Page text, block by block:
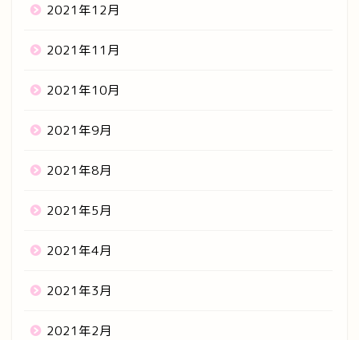
2021年12月
2021年11月
2021年10月
2021年9月
2021年8月
2021年5月
2021年4月
2021年3月
2021年2月